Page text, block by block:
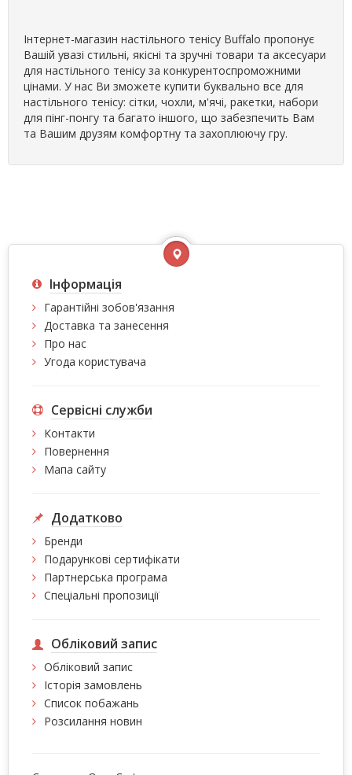
Інтернет-магазин настільного тенісу Buffalo пропонує
Вашій увазі стильні, якісні та зручні товари та аксесуари
для настільного тенісу за конкурентоспроможними
цінами. У нас Ви зможете купити буквально все для
настільного тенісу: сітки, чохли, м'ячі, ракетки, набори
для пінг-понгу та багато іншого, що забезпечить Вам
та Вашим друзям комфортну та захоплюючу гру.
Інформація
Гарантійні зобов'язання
Доставка та занесення
Про нас
Угода користувача
Сервісні служби
Контакти
Повернення
Мапа сайту
Додатково
Бренди
Подарункові сертифікати
Партнерська програма
Спеціальні пропозиції
Обліковий запис
Обліковий запис
Історія замовлень
Список побажань
Розсилання новин